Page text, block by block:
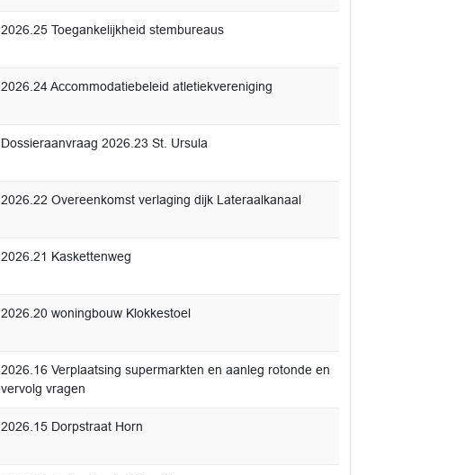
2026.25 Toegankelijkheid stembureaus
2026.24 Accommodatiebeleid atletiekvereniging
Dossieraanvraag 2026.23 St. Ursula
2026.22 Overeenkomst verlaging dijk Lateraalkanaal
2026.21 Kaskettenweg
2026.20 woningbouw Klokkestoel
2026.16 Verplaatsing supermarkten en aanleg rotonde en
vervolg vragen
2026.15 Dorpstraat Horn